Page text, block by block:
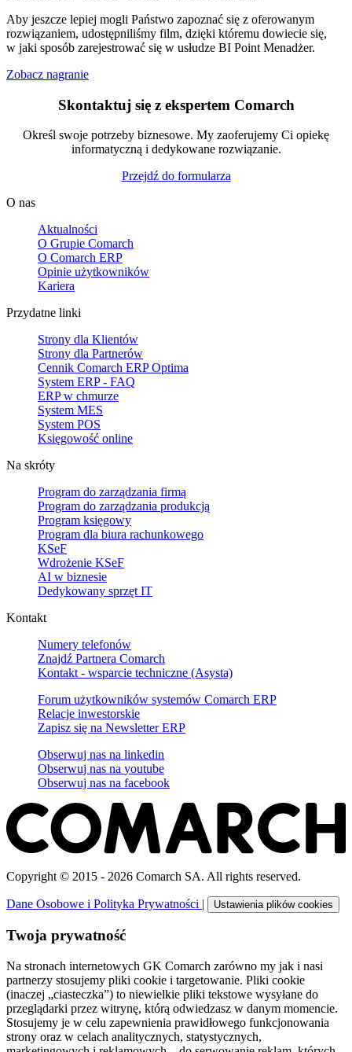
Aby jeszcze lepiej mogli Państwo zapoznać się z oferowanym
rozwiązaniem, udostępniliśmy film, dzięki któremu dowiecie się,
w jaki sposób zarejestrować się w usłudze BI Point Menadżer.
Zobacz nagranie
Skontaktuj się z ekspertem Comarch
Określ swoje potrzeby biznesowe. My zaoferujemy Ci opiekę
informatyczną i dedykowane rozwiązanie.
Przejdź do formularza
O nas
Aktualności
O Grupie Comarch
O Comarch ERP
Opinie użytkowników
Kariera
Przydatne linki
Strony dla Klientów
Strony dla Partnerów
Cennik Comarch ERP Optima
System ERP - FAQ
ERP w chmurze
System MES
System POS
Księgowość online
Na skróty
Program do zarządzania firmą
Program do zarządzania produkcją
Program księgowy
Program dla biura rachunkowego
KSeF
Wdrożenie KSeF
AI w biznesie
Dedykowany sprzęt IT
Kontakt
Numery telefonów
Znajdź Partnera Comarch
Kontakt - wsparcie techniczne (Asysta)
Forum użytkowników systemów Comarch ERP
Relacje inwestorskie
Zapisz się na Newsletter ERP
Obserwuj nas na linkedin
Obserwuj nas na youtube
Obserwuj nas na facebook
Copyright © 2015 - 2026 Comarch SA. All rights reserved.
Dane Osobowe i Polityka Prywatności | Ustawienia plików cookies
Twoja prywatność
Na stronach internetowych GK Comarch zarówno my jak i nasi
partnerzy stosujemy pliki cookie i targetowanie. Pliki cookie
(inaczej „ciasteczka”) to niewielkie pliki tekstowe wysyłane do
przeglądarki przez witrynę, którą odwiedzasz w danym momencie.
Stosujemy je w celu zapewnienia prawidłowego funkcjonowania
strony oraz w celach analitycznych, statystycznych,